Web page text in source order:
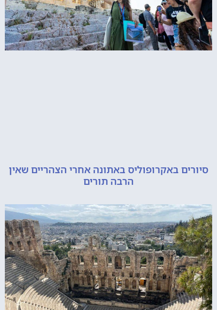
באקרופוליס באתונה אחרי הצהריים שאין
הרבה תורים